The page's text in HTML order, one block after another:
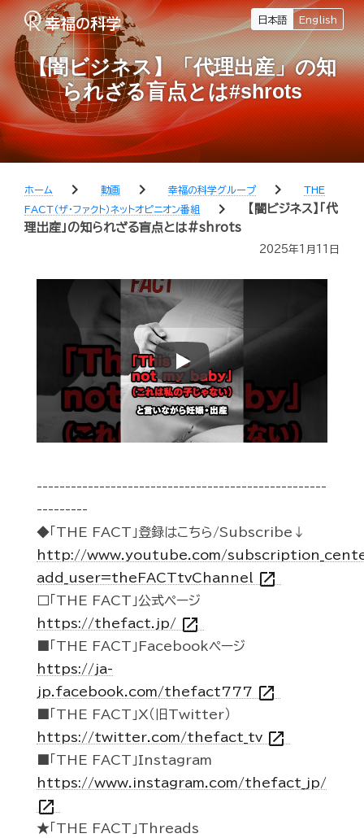
日本語 English
【闇ビジネス】「代理出産」の知
られざる盲点とは#shrots
ホーム chevron_right 動画 chevron_right 幸福の科学グループ chevron_right
THE
FACT（ザ・ファクト）ネットオピニオン番組
chevron_right
【闇ビジネス】「代
理出産」の知られざる盲点とは#shrots
2025年1月11日
Play
---------------------------------------------------
---------
◆「THE FACT」登録はこちら/Subscribe↓
http://www.youtube.com/
add_user=theFACTtvChannel open_in_new
□「THE FACT」公式ページ
https://thefact.jp/ open_in_new
■「THE FACT」Facebookページ
https://ja-
jp.facebook.com/thefact777 open_in_new
■「THE FACT」X（旧Twitter）
https://twitter.com/thefact_tv open_in_new
■「THE FACT」Instagram
https://www.instagram.com/thefact_jp/
open_in_new
★「THE FACT」Threads